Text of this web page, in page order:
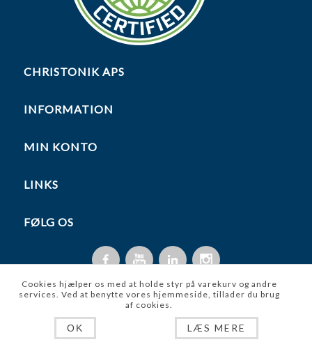
CHRISTONIK APS
INFORMATION
MIN KONTO
LINKS
FØLG OS
Copyright © 2026 Christonik ApS. Alle rettigheder forbeholdt.
Cookies hjælper os med at holde styr på varekurv og andre
services. Ved at benytte vores hjemmeside, tillader du brug
af cookies.
OK LÆS MERE